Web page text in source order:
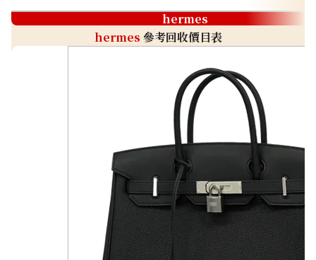
hermes
hermes 參考回收價目表